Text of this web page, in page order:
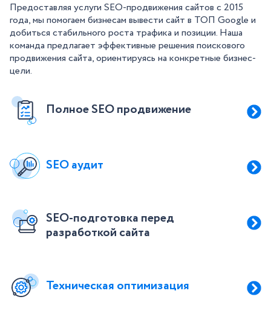
Предоставляя услуги SEO-продвижения сайтов с 2015
года, мы помогаем бизнесам вывести сайт в ТОП Google и
добиться стабильного роста трафика и позиции. Наша
команда предлагает эффективные решения поискового
продвижения сайта, ориентируясь на конкретные бизнес-
цели.
Полное SEO продвижение
SEO аудит
SEO-подготовка перед
разработкой сайта
Техническая оптимизация